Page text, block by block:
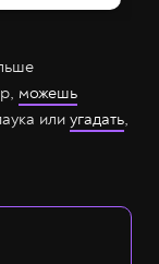
можешь
или угадать,